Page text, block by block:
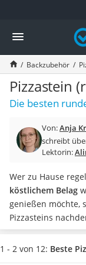
Die beliebtesten
Haushalt
Wassersprudler
Zentralstaubsauger
Brotbackautomat
Wischroboter
Wäschespinne
Spülmaschinentabs
Akku-Staubsauger
AEG-Waschmaschine
Saug-Wisch-Roboter
Handstaubsauger
Milchaufschäumer
Kondenstrockner
Reiskocher
Backzubehör
Pizzastein
Die besten
Von:Anja
schreibt
Lektorin:
Wer zu Hause
köstlichem Belag
genießen möchte,
Pizzasteins
Backergebnis mit
1 - 2 von 12: Beste